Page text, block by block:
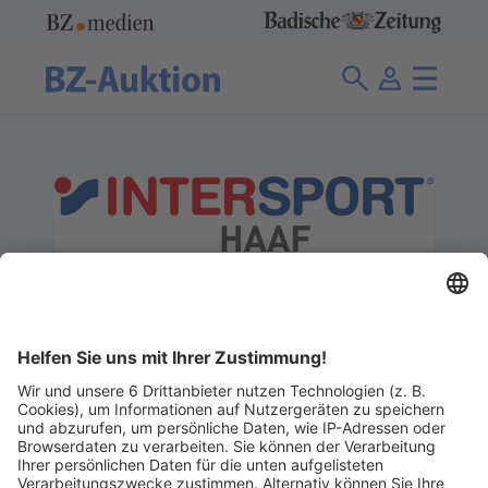
Hauptstr. 66
79219 Staufen
Telefon: +49 7633 / 95020
Email:scholer@intersport-haaf.de